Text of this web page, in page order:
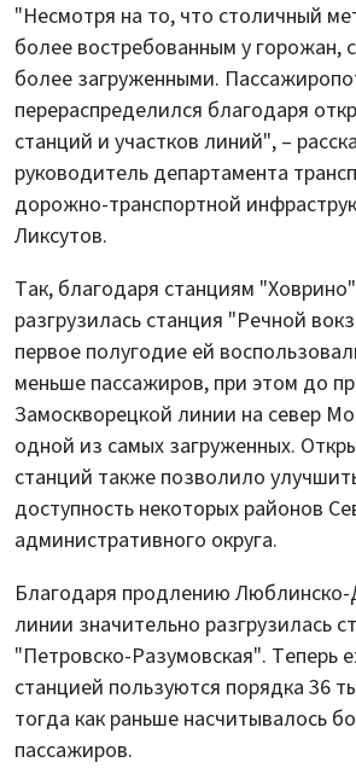
"Несмотря на то, что столичный
более востребованным у горожан,
более загруженными.
перераспределился благодаря
станций и участков линий", –
руководитель департамента
дорожно-транспортной
Ликсутов.
Так, благодаря станциям
разгрузилась станция "Речной
первое полугодие ей
меньше пассажиров, при этом до
Замоскворецкой линии на север
одной из самых загруженных.
станций также позволило
доступность некоторых районов
административного округа.
Благодаря продлению
линии значительно разгрузилась
"Петровско-Разумовская". Теперь
станцией пользуются порядка 36
тогда как раньше насчитывалось
пассажиров.